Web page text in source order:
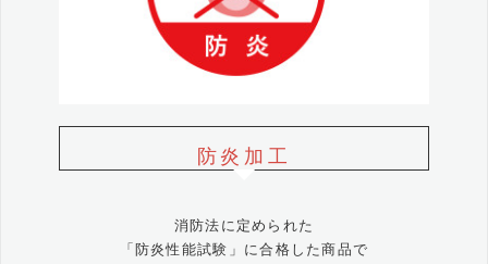
防炎加工
消防法に定められた
「防炎性能試験」に合格した商品で